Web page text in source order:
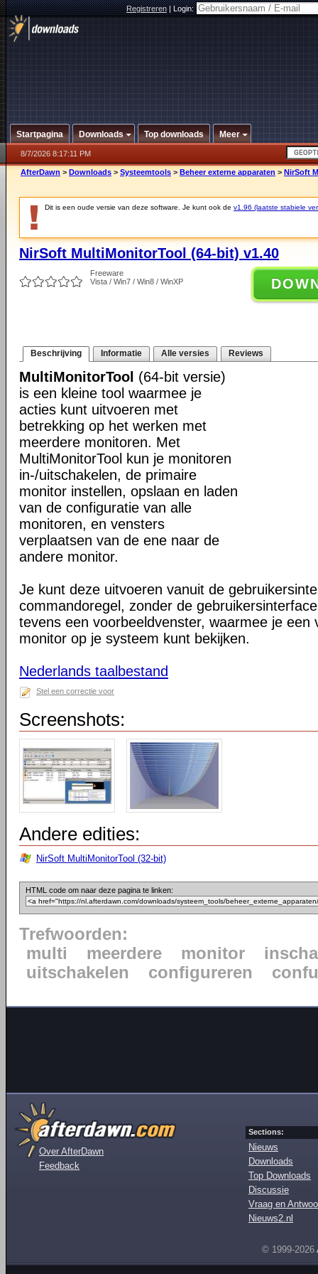
Registreren|Login:
Startpagina Downloads Top downloads Meer
8/7/2026 8:17:11 PM
AfterDawn > Downloads > Systeemtools > Beheer externe apparaten > NirSoft
Dit is een oude versie van deze software. Je kunt ook de v1.96 (laatste stabiele
NirSoft MultiMonitorTool (64-bit) v1.40
Freeware
Vista / Win7 / Win8 / WinXP
Beschrijving Informatie Alle versies Reviews
MultiMonitorTool (64-bit versie)
is een kleine tool waarmee je
acties kunt uitvoeren met
betrekking op het werken met
meerdere monitoren. Met
MultiMonitorTool kun je monitoren
in-/uitschakelen, de primaire
monitor instellen, opslaan en laden
van de configuratie van alle
monitoren, en vensters
verplaatsen van de ene naar de
andere monitor.
Je kunt deze uitvoeren vanuit de
commandoregel, zonder de
tevens een voorbeeldvenster, waarmee je een
monitor op je systeem kunt bekijken.
Nederlands taalbestand
Stel een correctie voor
Screenshots:
Andere edities:
NirSoft MultiMonitorTool (32-bit)
HTML code om naar deze pagina te linken:
Trefwoorden:
multi
meerdere monitor
uitschakelen
configureren
Over AfterDawn
Feedback
Sections:
Nieuws
Downloads
Top Downloads
Discussie
Vraag en
Nieuws2.nl
© 1999-2026